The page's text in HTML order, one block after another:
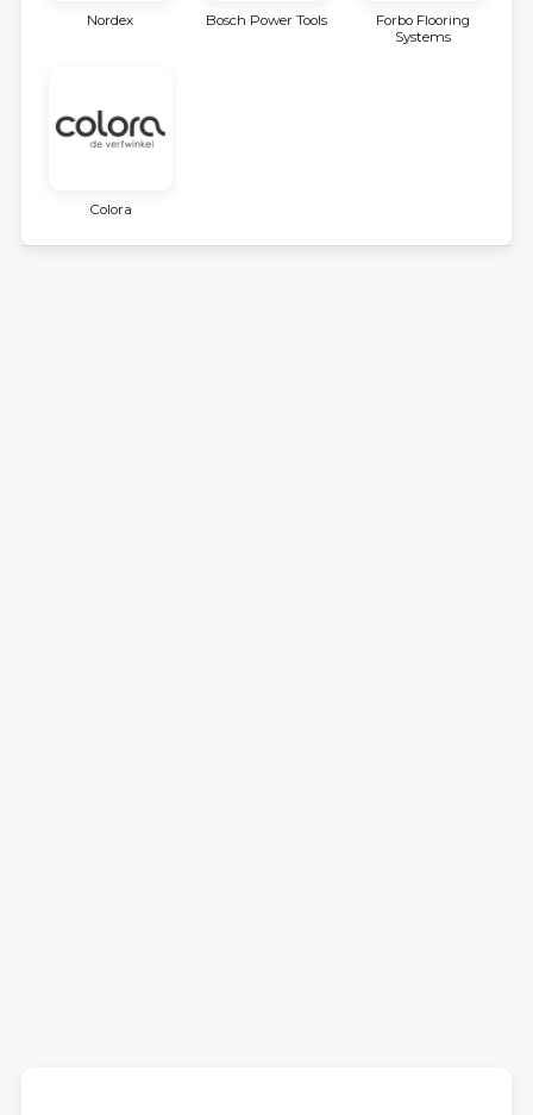
Nordex Bosch Power Tools
Forbo Flooring
Systems
Colora